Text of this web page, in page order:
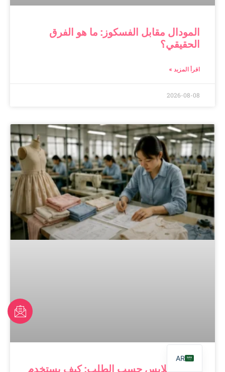
المودال مقابل الفسكوز: ما هو الفرق
الحقيقي؟
اقرأ المزيد »
2026-08-08
إنتاج الملابس حسب الطلب: كيف يستخدم
AR
EN